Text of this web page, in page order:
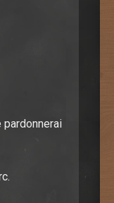
pardonnerai